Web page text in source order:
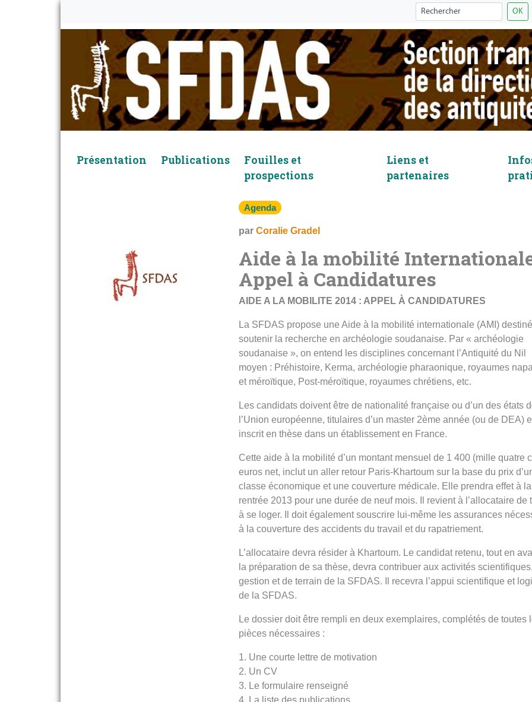
OK
Présentation Publications
Fouilles et
prospections
Liens et
partenaires
Agenda
par Coralie Gradel
Aide à la mobilité
Appel à Candidatures
AIDE A LA MOBILITE 2014 : APPEL À CANDIDATURES
La SFDAS propose une Aide à la mobilité internationale (AMI)
soutenir la recherche en archéologie soudanaise. Par « archéologie
soudanaise », on entend les disciplines concernant l’Antiquité du Nil
moyen : Préhistoire, Kerma, archéologie pharaonique, royaumes
et méroïtique, Post-méroïtique, royaumes chrétiens, etc.
Les candidats doivent être de nationalité française ou d’un des états
l’Union européenne, titulaires d’un master 2ème année (ou de DEA)
inscrit en thèse dans un établissement en France.
Cette aide à la mobilité d’un montant mensuel de 1 400 (mille quatre
euros net, inclut un aller retour Paris-Khartoum sur la base du prix
classe économique et une couverture médicale. Elle prendra effet à la
rentrée 2013 pour une durée de neuf mois. Il revient à l’allocataire de
à se loger. Il doit également souscrire lui-même les assurances
à la couverture des accidents du travail et du rapatriement.
L’allocataire devra résider à Khartoum. Le candidat retenu, tout en
la préparation de sa thèse, devra contribuer aux activités
gestion et de terrain de la SFDAS. Il recevra l’appui scientifique et
de la SFDAS.
Le dossier doit être rempli en deux exemplaires, complétés de toutes
pièces nécessaires :
1. Une courte lettre de motivation
2. Un CV
3. Le formulaire renseigné
4. La liste des publications